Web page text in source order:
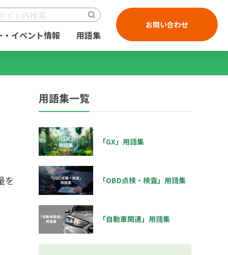
・イベント情報 用語集
お問い合わせ
を
用語集一覧
「GX」用語集
「OBD点検・検査」用語集
「自動車関連」用語集